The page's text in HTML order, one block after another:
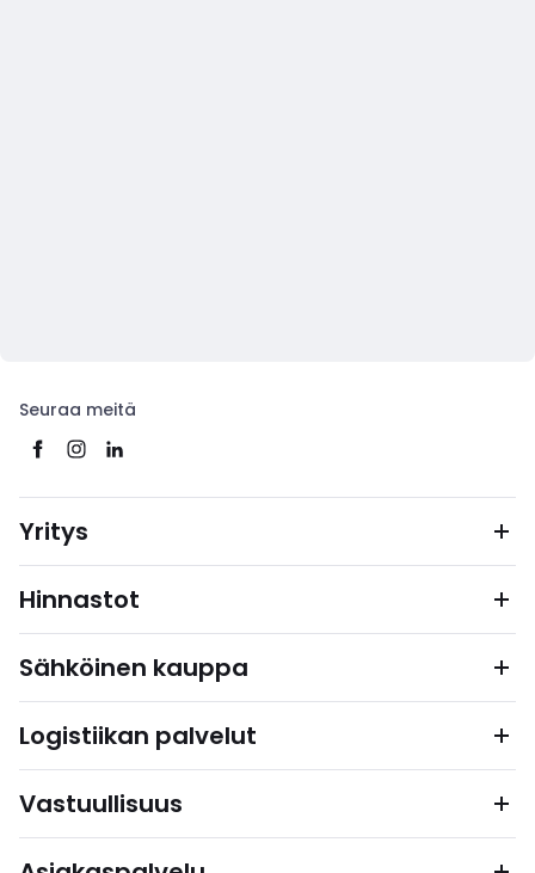
Seuraa meitä
Yritys
Hinnastot
Sähköinen kauppa
Logistiikan palvelut
Vastuullisuus